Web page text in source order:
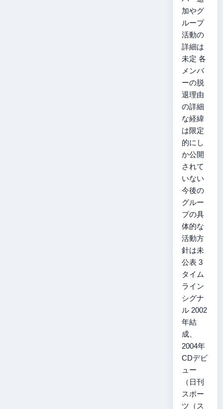
加やグ
ループ
活動の
詳細は
未定 各
メンバ
ーの脱
退理由
の詳細
な経緯
は限定
的にし
か公開
されて
いない
今後の
グルー
プの具
体的な
活動方
針は未
公表 3
タイム
ライン
シグナ
ル 2002
年結
成、
2004年
CDデビ
ュー
（日刊
スポー
ツ（ス